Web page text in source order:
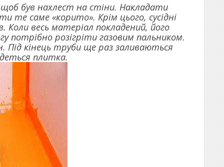
був нахлест на стіни. Накладати
те саме «корито». Крім цього, сусідні
весь матеріал покладений, його
потрібно розігріти газовим пальником.
Під кінець труби ще раз заливаються
плитка.